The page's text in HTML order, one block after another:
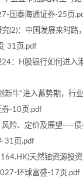
国泰海通证券-25页
(2)：中国发展来时路
-31页.pdf
：H股银行如何进入
新牛”进入蓄势期，行
-10页.pdf
险、定价及展望——债
31页.pdf
天然铀资源投
环球富盛-17页.pdf